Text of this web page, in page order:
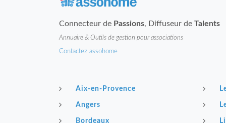
Connecteur de Passions, Diffuseur de Talents
Annuaire & Outils de gestion pour associations
Contactez assohome
Aix-en-Provence
Angers
Bordeaux